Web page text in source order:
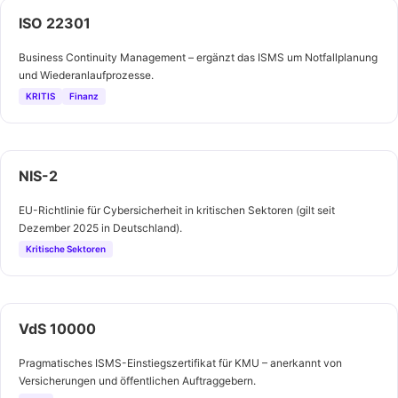
ISO 22301
Business Continuity Management – ergänzt das ISMS um Notfallplanung
und Wiederanlaufprozesse.
KRITIS Finanz
NIS-2
EU-Richtlinie für Cybersicherheit in kritischen Sektoren (gilt seit
Dezember 2025 in Deutschland).
Kritische Sektoren
VdS 10000
Pragmatisches ISMS-Einstiegszertifikat für KMU – anerkannt von
Versicherungen und öffentlichen Auftraggebern.